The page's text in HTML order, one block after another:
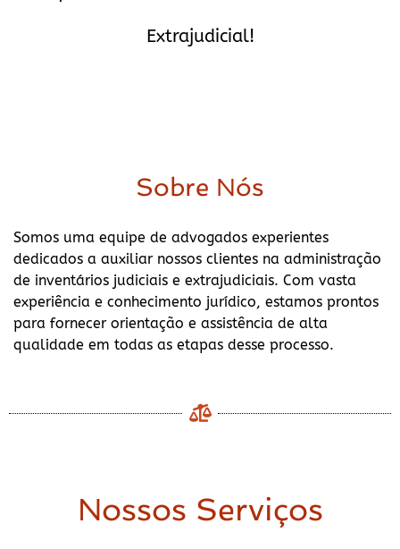
Extrajudicial!
Sobre Nós
Somos uma equipe de advogados experientes
dedicados a auxiliar nossos clientes na administração
de inventários judiciais e extrajudiciais. Com vasta
experiência e conhecimento jurídico, estamos prontos
para fornecer orientação e assistência de alta
qualidade em todas as etapas desse processo.
Nossos Serviços